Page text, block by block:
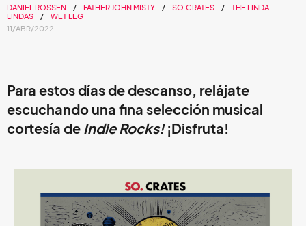
DANIEL ROSSEN FATHER JOHN MISTY SO.CRATES
THE LINDA
LINDAS
WET LEG
11/ABR/2022
Para estos días de descanso, relájate
escuchando una fina selección musical
cortesía de Indie Rocks!¡Disfruta!